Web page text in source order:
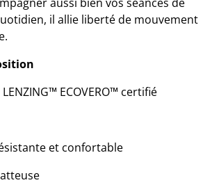
il allie liberté de mouvement
ECOVERO™ certifié
et confortable